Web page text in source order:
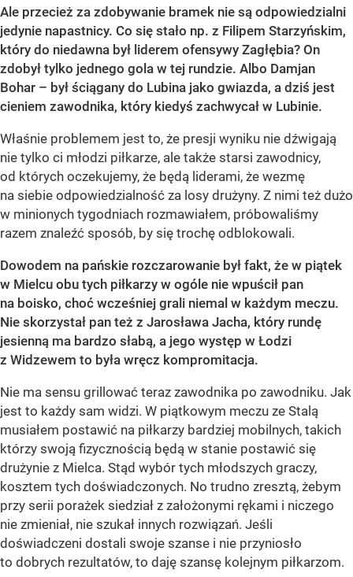
Ale przecież za zdobywanie bramek nie są odpowiedzialni
jedynie napastnicy. Co się stało np. z Filipem Starzyńskim,
który do niedawna był liderem ofensywy Zagłębia? On
zdobył tylko jednego gola w tej rundzie. Albo Damjan
Bohar – był ściągany do Lubina jako gwiazda, a dziś jest
cieniem zawodnika, który kiedyś zachwycał w Lubinie.
Właśnie problemem jest to, że presji wyniku nie dźwigają
nie tylko ci młodzi piłkarze, ale także starsi zawodnicy,
od których oczekujemy, że będą liderami, że wezmę
na siebie odpowiedzialność za losy drużyny. Z nimi też dużo
w minionych tygodniach rozmawiałem, próbowaliśmy
razem znaleźć sposób, by się trochę odblokowali.
Dowodem na pańskie rozczarowanie był fakt, że w piątek
w Mielcu obu tych piłkarzy w ogóle nie wpuścił pan
na boisko, choć wcześniej grali niemal w każdym meczu.
Nie skorzystał pan też z Jarosława Jacha, który rundę
jesienną ma bardzo słabą, a jego występ w Łodzi
z Widzewem to była wręcz kompromitacja.
Nie ma sensu grillować teraz zawodnika po zawodniku. Jak
jest to każdy sam widzi. W piątkowym meczu ze Stalą
musiałem postawić na piłkarzy bardziej mobilnych, takich
którzy swoją fizycznością będą w stanie postawić się
drużynie z Mielca. Stąd wybór tych młodszych graczy,
kosztem tych doświadczonych. No trudno zresztą, żebym
przy serii porażek siedział z założonymi rękami i niczego
nie zmieniał, nie szukał innych rozwiązań. Jeśli
doświadczeni dostali swoje szanse i nie przyniosło
to dobrych rezultatów, to daję szansę kolejnym piłkarzom.